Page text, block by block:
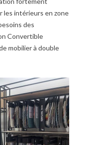
les intérieurs en zone
des
Convertible
mobilier à double